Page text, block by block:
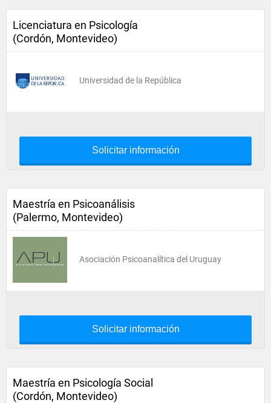
Licenciatura en Psicología
(Cordón, Montevideo)
Universidad de la República
Solicitar información
Maestría en Psicoanálisis
(Palermo, Montevideo)
Asociación Psicoanalítica del Uruguay
Solicitar información
Maestría en Psicología Social
(Cordón, Montevideo)